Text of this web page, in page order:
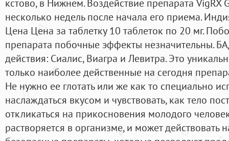
несколько недель после начала его приема.
Цена Цена за таблетку 10 таблеток по 20 мг.
препарата побочные эффекты незначительны.
действия: Сиалис, Виагра и Левитра. Это
только наиболее действенные на сегодня
Не нужно ее глотать или же как то специально
наслаждаться вкусом и чувствовать, как тело
откликаться на прикосновения молодого
растворяется в организме, и может действовать